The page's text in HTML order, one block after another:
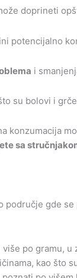
doprineti
potencijalno
i
su bolovi i
konzumacija
sa
gde
po gramu, u
kao što